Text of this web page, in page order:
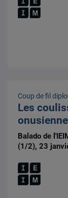
Coup de fil
Les
onusienne
Balado de
(1/2), 23